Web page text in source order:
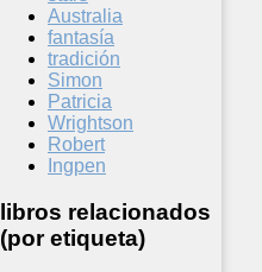
Australia
fantasía
tradición
Simon
Patricia
Wrightson
Robert
Ingpen
libros relacionados
(por etiqueta)